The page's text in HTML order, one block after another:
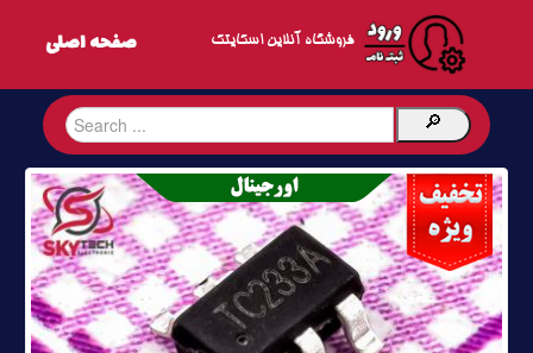
فروشگاه آنلاین اسکایتک